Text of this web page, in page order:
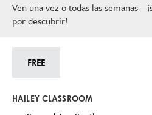
Ven una vez o todas las
por descubrir!
FREE
HAILEY CLASSROOM